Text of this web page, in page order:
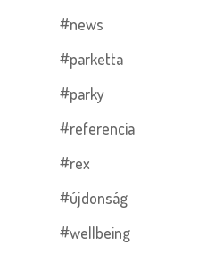
#news
#parketta
#parky
#referencia
#rex
#újdonság
#wellbeing